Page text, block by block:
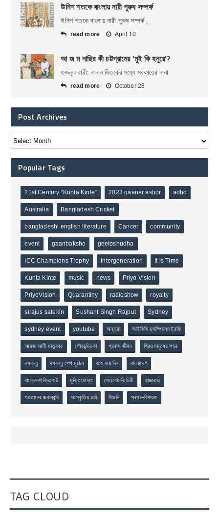
উনিশ শতকে বাংলায় নারী পুরুষ সম্পর্ক
উনিশ শতকে বাংলায় নারী পুরুষ সম্পর্ক ,
read more April 10
আ জ ম নাছির কী চট্টগ্রামের ‘মুই কি হনুরে’?
ফজলুল বারী: নানান বিতর্কের মধ্যে সরকারের নানা
read more October 28
Post Archives
Popular Tags
21st Century “Kunta Kinte” 2023 gaaner ashor adhd
Australia Bangladesh Cricket
bangladeshi english literature Cancer community
event gaanbaksho geetoshudha
ICC Champions Trophy Intergeneration It is Time
Kunta Kinte music news Priyo Vision
PriyoVision Quarantiny radioshow royalty
sirajus salekin Sushant Singh Rajput Sydney
sydney event youtube অন্তরা আইসিসি চ্যাম্পিয়নস ট্রফি
আরজ আলী মাতুব্বর গৌরচন্দ্রিকা প্রবাস জীবন প্রিয় মানুষের শহর
বঙ্গবন্ধু বঙ্গবন্ধু শেখ মুজিব বহে যায় দিন বাংলাদেশ
বাংলাদেশ ক্রিকেট মুক্তিযোদ্ধা মেলবোর্নের চিঠি রাজাকার
শয়তানের জবানবন্দি সংস্কৃতির চর্চা সিডনি স্বপ্ন-বিধায়ক
TAG CLOUD